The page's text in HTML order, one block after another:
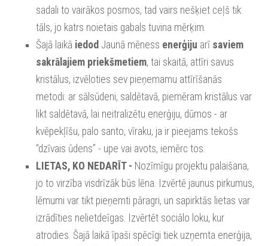
sadali to vairākos posmos, tad vairs nešķiet ceļš tik
tāls, jo katrs noietais gabals tuvina mērķim.
Šajā laikā iedod Jaunā mēness enerģiju arī saviem
sakrālajiem priekšmetiem, tai skaitā, attīri savus
kristālus, izvēloties sev pieņemamu attīrīšanās
metodi: ar sālsūdeni, saldētavā, piemēram kristālus var
likt saldētavā, lai neitralizētu enerģiju, dūmos - ar
kvēpekļīšu, palo santo, vīraku, ja ir pieejams tekošs
“dzīvais ūdens” - upe vai avots, iemērc tos.
LIETAS, KO NEDARĪT - Nozīmīgu projektu palaišana,
jo to virzība visdrīzāk būs lēna. Izvērtē jaunus pirkumus,
lēmumi var tikt pieņemti pāragri, un sapirktās lietas var
izrādīties nelietdeīgas. Izvērtēt sociālo loku, kur
atrodies. Šajā laikā īpaši spēcīgi tiek uzņemta enerģija,